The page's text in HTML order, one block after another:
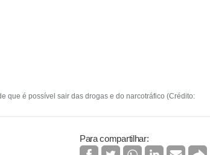
que é possível sair das drogas e do narcotráfico (Crédito:
Para compartilhar: